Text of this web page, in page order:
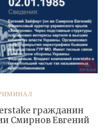
гражданин
Смирнов Евгений